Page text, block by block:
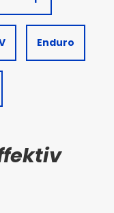
Enduro